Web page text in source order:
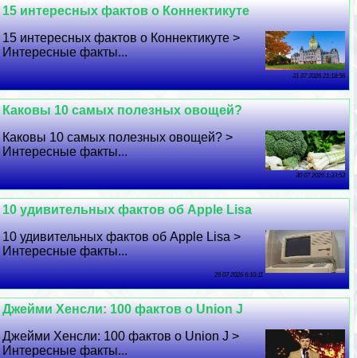
15 интересных фактов о Коннектикуте
15 интересных фактов о Коннектикуте >
Интересные факты...
31 07 2026 21:18:56
Каковы 10 самых полезных овощей?
Каковы 10 самых полезных овощей? >
Интересные факты...
30 07 2026 1:33:53
10 удивительных фактов об Apple Lisa
10 удивительных фактов об Apple Lisa >
Интересные факты...
29 07 2026 6:10:11
Джейми Хенсли: 100 фактов о Union J
Джейми Хенсли: 100 фактов о Union J >
Интересные факты...